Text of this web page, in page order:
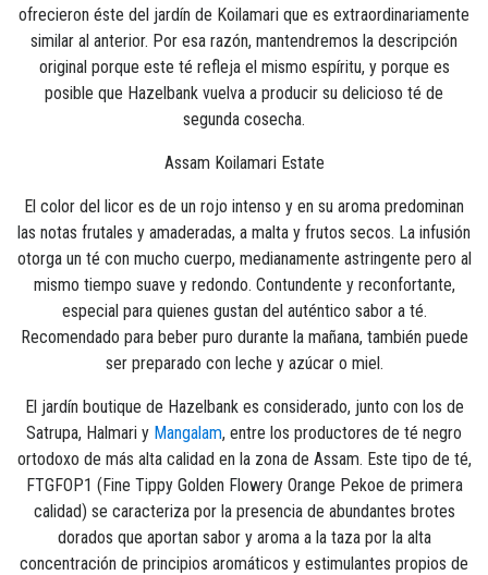
ofrecieron éste del jardín de Koilamari que es extraordinariamente
similar al anterior. Por esa razón, mantendremos la descripción
original porque este té refleja el mismo espíritu, y porque es
posible que Hazelbank vuelva a producir su delicioso té de
segunda cosecha.
Assam Koilamari Estate
El color del licor es de un rojo intenso y en su aroma predominan
las notas frutales y amaderadas, a malta y frutos secos. La infusión
otorga un té con mucho cuerpo, medianamente astringente pero al
mismo tiempo suave y redondo. Contundente y reconfortante,
especial para quienes gustan del auténtico sabor a té.
Recomendado para beber puro durante la mañana, también puede
ser preparado con leche y azúcar o miel.
El jardín boutique de Hazelbank es considerado, junto con los de
Satrupa, Halmari y Mangalam, entre los productores de té negro
ortodoxo de más alta calidad en la zona de Assam. Este tipo de té,
FTGFOP1 (Fine Tippy Golden Flowery Orange Pekoe de primera
calidad) se caracteriza por la presencia de abundantes brotes
dorados que aportan sabor y aroma a la taza por la alta
concentración de principios aromáticos y estimulantes propios de